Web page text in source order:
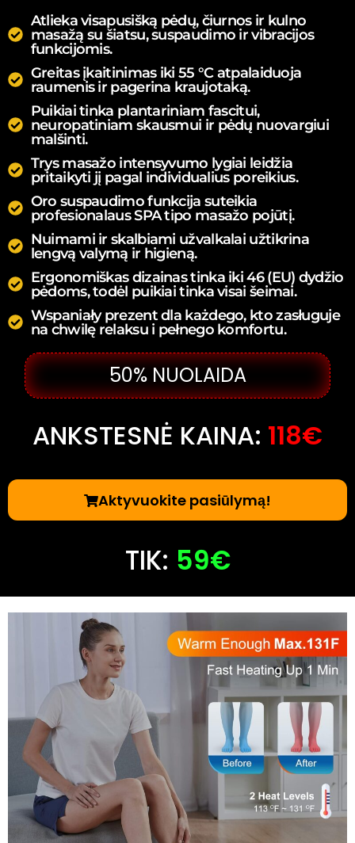
Atlieka visapusišką pėdų, čiurnos ir kulno
masažą su šiatsu, suspaudimo ir vibracijos
funkcijomis.
Greitas įkaitinimas iki 55 °C atpalaiduoja
raumenis ir pagerina kraujotaką.
Puikiai tinka plantariniam fascitui,
neuropatiniam skausmui ir pėdų nuovargiui
malšinti.
Trys masažo intensyvumo lygiai leidžia
pritaikyti jį pagal individualius poreikius.
Oro suspaudimo funkcija suteikia
profesionalaus SPA tipo masažo pojūtį.
Nuimami ir skalbiami užvalkalai užtikrina
lengvą valymą ir higieną.
Ergonomiškas dizainas tinka iki 46 (EU) dydžio
pėdoms, todėl puikiai tinka visai šeimai.
Wspaniały prezent dla każdego, kto zasługuje
na chwilę relaksu i pełnego komfortu.
50% NUOLAIDA
ANKSTESNĖ KAINA: 118€
Aktyvuokite pasiūlymą!
TIK: 59€